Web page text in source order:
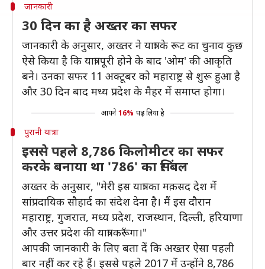
जानकारी
30 दिन का है अख्तर का सफर
जानकारी के अनुसार, अख्तर ने यात्रा के रूट का चुनाव कुछ
ऐसे किया है कि यात्रा पूरी होने के बाद 'ओम' की आकृति
बने। उनका सफर 11 अक्टूबर को महाराष्ट्र से शुरू हुआ है
और 30 दिन बाद मध्य प्रदेश के मैहर में समाप्त होगा।
आपने 16% पढ़ लिया है
पुरानी यात्रा
इससे पहले 8,786 किलोमीटर का सफर
करके बनाया था '786' का सिंबल
अख्तर के अनुसार, "मेरी इस यात्रा का मक़सद देश में
सांप्रदायिक सौहार्द का संदेश देना है। मैं इस दौरान
महाराष्ट्र, गुजरात, मध्य प्रदेश, राजस्थान, दिल्ली, हरियाणा
और उत्तर प्रदेश की यात्रा करूँगा।"
आपकी जानकारी के लिए बता दें कि अख्तर ऐसा पहली
बार नहीं कर रहे हैं। इससे पहले 2017 में उन्होंने 8,786